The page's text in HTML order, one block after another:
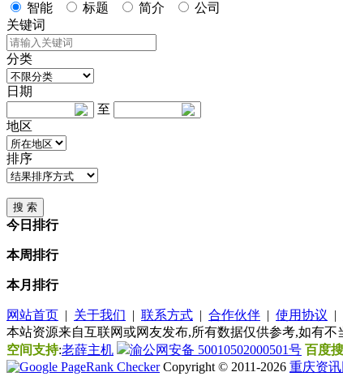
智能
标题 简介
公司
关键词
分类
日期
至
地区
排序
今日排行
本周排行
本月排行
网站首页 | 关于我们 | 联系方式 | 合作伙伴 | 使用协议 |
本站资源来自互联网或网友发布,所有数据仅供参考,如有
空间支持:老薛主机 渝公网安备 50010502000501号 百度
Copyright © 2011-2026 重庆资讯